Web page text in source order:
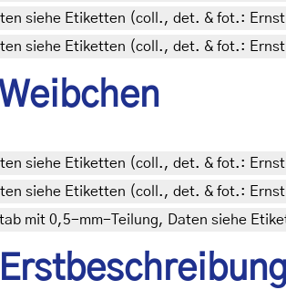
siehe Etiketten (coll., det. & fot.:
siehe Etiketten (coll., det. & fot.:
siehe Etiketten (coll., det. & fot.:
siehe Etiketten (coll., det. & fot.:
mit 0,5-mm-Teilung, Daten siehe